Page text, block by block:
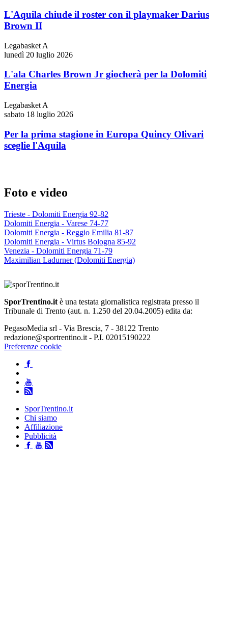
L'Aquila chiude il roster con il playmaker Darius
Brown II
Legabasket A
lunedì 20 luglio 2026
L'ala Charles Brown Jr giocherà per la Dolomiti
Energia
Legabasket A
sabato 18 luglio 2026
Per la prima stagione in Europa Quincy Olivari
sceglie l'Aquila
Foto e video
Trieste - Dolomiti Energia 92-82
Dolomiti Energia - Varese 74-77
Dolomiti Energia - Reggio Emilia 81-87
Dolomiti Energia - Virtus Bologna 85-92
Venezia - Dolomiti Energia 71-79
Maximilian Ladurner (Dolomiti Energia)
SporTrentino.it è una testata giornalistica registrata presso il
Tribunale di Trento (aut. n. 1.250 del 20.04.2005) edita da:
PegasoMedia srl - Via Brescia, 7 - 38122 Trento
redazione@sportrentino.it - P.I. 02015190222
Preferenze cookie
SporTrentino.it
Chi siamo
Affiliazione
Pubblicità